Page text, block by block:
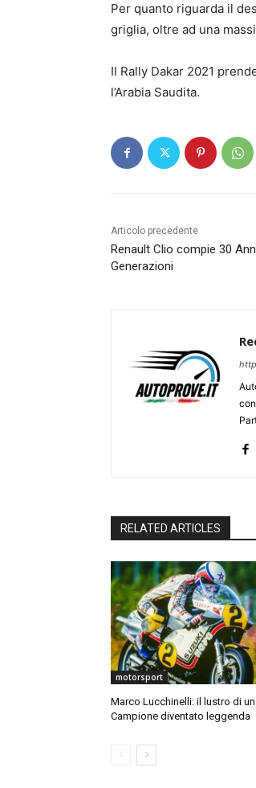
Per quanto riguarda il
griglia, oltre ad una
Il Rally Dakar 2021
l’Arabia Saudita.
Articolo precedente
Renault Clio compie 30
Generazioni
RELATED ARTICLES
motorsport
Marco Lucchinelli: il lustro di un
Campione diventato leggenda